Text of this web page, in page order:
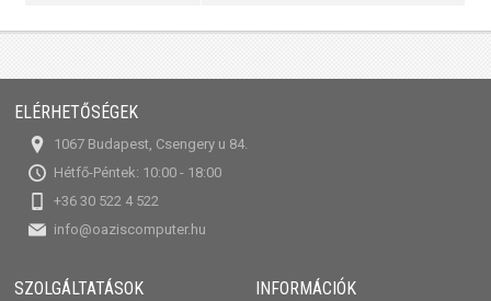
ELÉRHETŐSÉGEK
1067 Budapest, Csengery u 84.
Hétfő-Péntek: 10:00 - 18:00
+36 30 522 4 522
info@oaziscomputer.hu
SZOLGÁLTATÁSOK INFORMÁCIÓK